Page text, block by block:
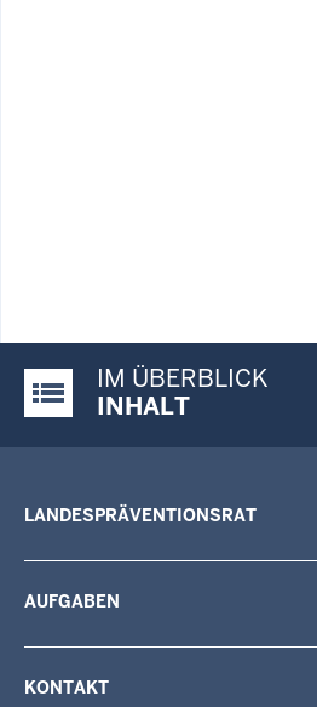
Justiz-Portal im Überblick:
IM ÜBERBLICK
INHALT
LANDESPRÄVENTIONSRAT
AUFGABEN
KONTAKT